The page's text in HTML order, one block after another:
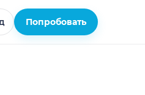
Попробовать